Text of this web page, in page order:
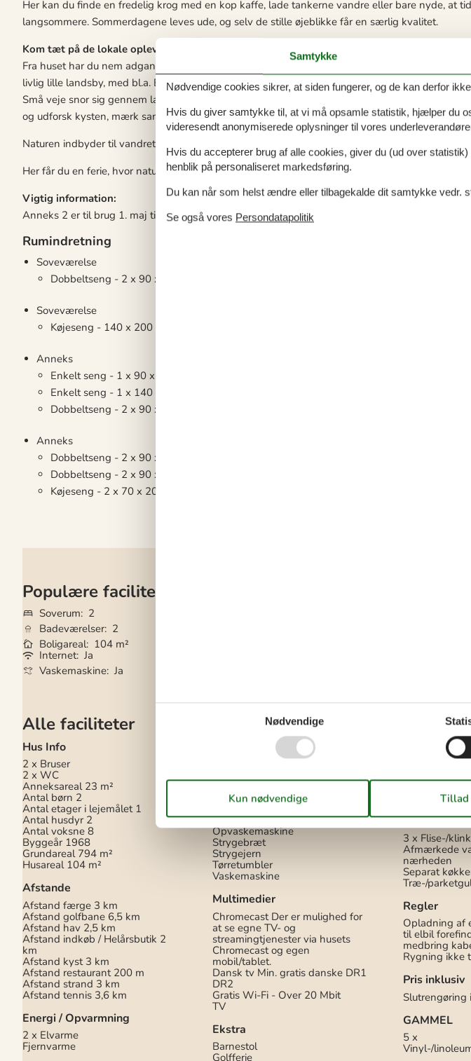
Her kan du finde en fredelig krog med en kop kaffe, lade tankerne vandre eller bare nyde, at
langsommere. Sommerdagene leves ude, og selv de stille øjeblikke får en særlig kvalitet.
Kom tæt på de lokale oplevelser
Fra huset har du nem adgang til alt det, der gør Samsø til noget særligt. Huset ligger fredeligt i
livlig lille landsby, med bl.a. Brundby Rockhotel, der har koncerter det meste af året.
Små veje snor sig gennem landskabet, og lokale gårdbutikker og kunstnere sætter deres præg
og udforsk kysten, mærk sandet under fødderne ved stranden eller besøg de hyggelige
Naturen indbyder til vandreture og udsigter, hvor du bare lader blikket hvile.
Her får du en ferie, hvor natur, ro og øens charme smelter sammen og giver dig minder, du tager
Vigtig information:
Anneks 2 er til brug 1. maj til 1. oktober.
Rumindretning
Soveværelse
Dobbeltseng - 2 x 90 x 200
Soveværelse
Køjeseng - 140 x 200 nederst 90 x 200 øverst
Anneks
Enkelt seng - 1 x 90 x 200
Enkelt seng - 1 x 140 x 200
Dobbeltseng - 2 x 90 x 200
Anneks
Dobbeltseng - 2 x 90 x 200
Dobbeltseng - 2 x 90 x 200
Køjeseng - 2 x 70 x 200
Populære faciliteter
Soverum
2
Badeværelser 2
Boligareal 104 m²
Internet Ja
Vaskemaskine Ja
Alle faciliteter
Hus Info
2 x Bruser
2 x WC
Anneksareal 23 m²
Antal børn 2
Antal etager i lejemålet 1
Antal husdyr 2
Antal voksne 8
Byggeår 1968
Grundareal 794 m²
Husareal 104 m²
Afstande
Afstand færge 3 km
Afstand golfbane 6,5 km
Afstand hav 2,5 km
Afstand indkøb / Helårsbutik 2
km
Afstand kyst 3 km
Afstand restaurant 200 m
Afstand strand 3 km
Afstand tennis 3,6 km
Energi / Opvarmning
2 x Elvarme
Fjernvarme
Hårde hvidevarer
Komfur Masseplader
Køleskab med frys
Mikroovn
Opvaskemaskine
Strygebræt
Strygejern
Tørretumbler
Vaskemaskine
Multimedier
Chromecast Der er mulighed for
at se egne TV- og
streamingtjenester via husets
Chromecast og egen
mobil/tablet.
Dansk tv Min. gratis danske DR1
DR2
Gratis Wi-Fi - Over 20 Mbit
TV
Ekstra
Barnestol
Golfferie
Parkering på
Diverse
3 x Flise-/
Afmærkede
nærheden
Separat
Træ-/
Regler
Opladning af
til elbil
medbring
Rygning ikke
Pris inklusiv
Slutrengøring
GAMMEL
5 x
Vinyl-/
Samtykke
Nødvendige cookies sikrer, at siden fungerer, og de kan derfor
Hvis du giver samtykke til, at vi må opsamle statistik, hjælper du
videresendt anonymiserede oplysninger til vores
Hvis du accepterer brug af alle cookies, giver du (ud over
henblik på personaliseret markedsføring.
Du kan når som helst ændre eller tilbagekalde dit samtykke vedr.
Se også vores Persondatapolitik
Nødvendige